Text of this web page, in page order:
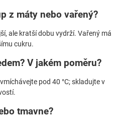
z máty nebo vařený?
ale kratší dobu vydrží. Vařený má
cukru.
V jakém poměru?
pod 40 °C; skladujte v
tmavne?